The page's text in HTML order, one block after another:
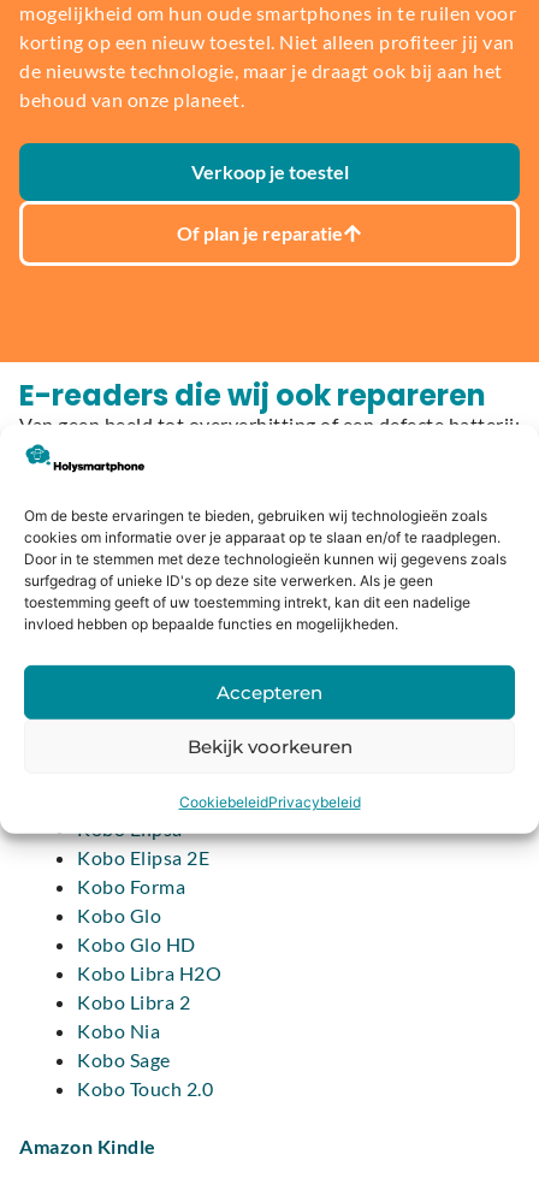
Om de beste ervaringen te bieden, gebruiken wij technologieën zoals
cookies om informatie over je apparaat op te slaan en/of te raadplegen.
Door in te stemmen met deze technologieën kunnen wij gegevens zoals
surfgedrag of unieke ID's op deze site verwerken. Als je geen
toestemming geeft of uw toestemming intrekt, kan dit een nadelige
invloed hebben op bepaalde functies en mogelijkheden.
Accepteren
Bekijk voorkeuren
CookiebeleidPrivacybeleid
mogelijkheid om hun oude smartphones in te ruilen voor
korting op een nieuw toestel. Niet alleen profiteer jij van
de nieuwste technologie, maar je draagt ook bij aan het
behoud van onze planeet.
Verkoop je toestel
Of plan je reparatie
E-readers die wij ook repareren
Van geen beeld tot oververhitting of een defecte batterij:
Holysmartphone repareert e-readers snel, betrouwbaar
direct met het plannen van je reparatie:
Kobo
Kobo Aura H2O Edition 2
Kobo Aura Edition 2
Kobo Aura Edition 1
Kobo Clara 2E
Kobo Elipsa
Kobo Elipsa 2E
Kobo Forma
Kobo Glo
Kobo Glo HD
Kobo Libra H2O
Kobo Libra 2
Kobo Nia
Kobo Sage
Kobo Touch 2.0
Amazon Kindle